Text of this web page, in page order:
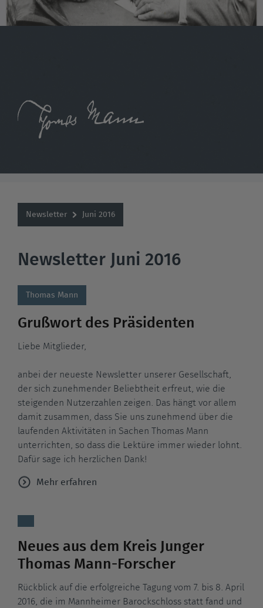
Newsletter Juni 2016
Newsletter Juni 2016
Thomas Mann
Grußwort des Präsidenten
Liebe Mitglieder,
anbei der neueste Newsletter unserer Gesellschaft,
der sich zunehmender Beliebtheit erfreut, wie die
steigenden Nutzerzahlen zeigen. Das hängt vor allem
damit zusammen, dass Sie uns zunehmend über die
laufenden Aktivitäten in Sachen Thomas Mann
unterrichten, so dass die Lektüre immer wieder lohnt.
Dafür sage ich herzlichen Dank!
Mehr erfahren
Neues aus dem Kreis Junger
Thomas Mann-Forscher
Rückblick auf die erfolgreiche Tagung vom 7. bis 8. April
2016, die im Mannheimer Barockschloss statt fand und